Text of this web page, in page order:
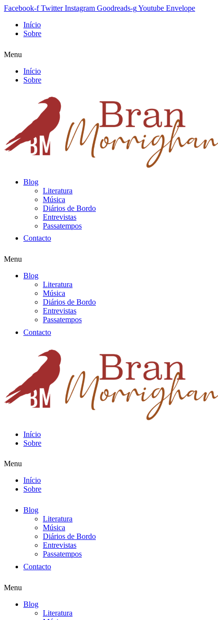
Facebook-f Twitter Instagram Goodreads-gYoutube Envelope
Início
Sobre
Menu
Início
Sobre
Blog
Literatura
Música
Diários de Bordo
Entrevistas
Passatempos
Contacto
Menu
Blog
Literatura
Música
Diários de Bordo
Entrevistas
Passatempos
Contacto
Início
Sobre
Menu
Início
Sobre
Blog
Literatura
Música
Diários de Bordo
Entrevistas
Passatempos
Contacto
Menu
Blog
Literatura